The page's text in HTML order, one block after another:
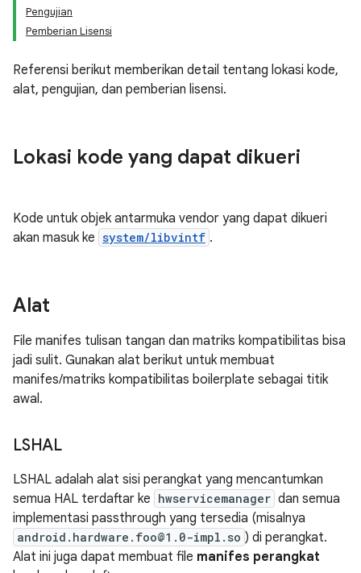
Pengujian
Pemberian Lisensi
Referensi berikut memberikan detail tentang lokasi kode,
alat, pengujian, dan pemberian lisensi.
Lokasi kode yang dapat dikueri
Kode untuk objek antarmuka vendor yang dapat dikueri
akan masuk ke system/libvintf .
Alat
File manifes tulisan tangan dan matriks kompatibilitas bisa
jadi sulit. Gunakan alat berikut untuk membuat
manifes/matriks kompatibilitas boilerplate sebagai titik
awal.
LSHAL
LSHAL adalah alat sisi perangkat yang mencantumkan
semua HAL terdaftar ke hwservicemanager dan semua
implementasi passthrough yang tersedia (misalnya
android.hardware.foo@1.0-impl.so ) di perangkat.
Alat ini juga dapat membuat file manifes perangkat